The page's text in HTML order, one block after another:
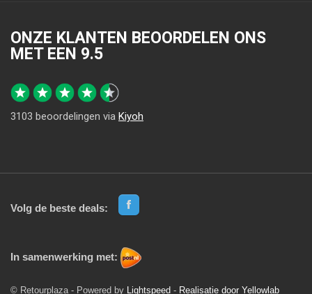
ONZE KLANTEN BEOORDELEN ONS
MET EEN 9.5
3103 beoordelingen via Kiyoh
Volg de beste deals:
In samenwerking met:
© Retourplaza - Powered by Lightspeed - Realisatie door Yellowlab